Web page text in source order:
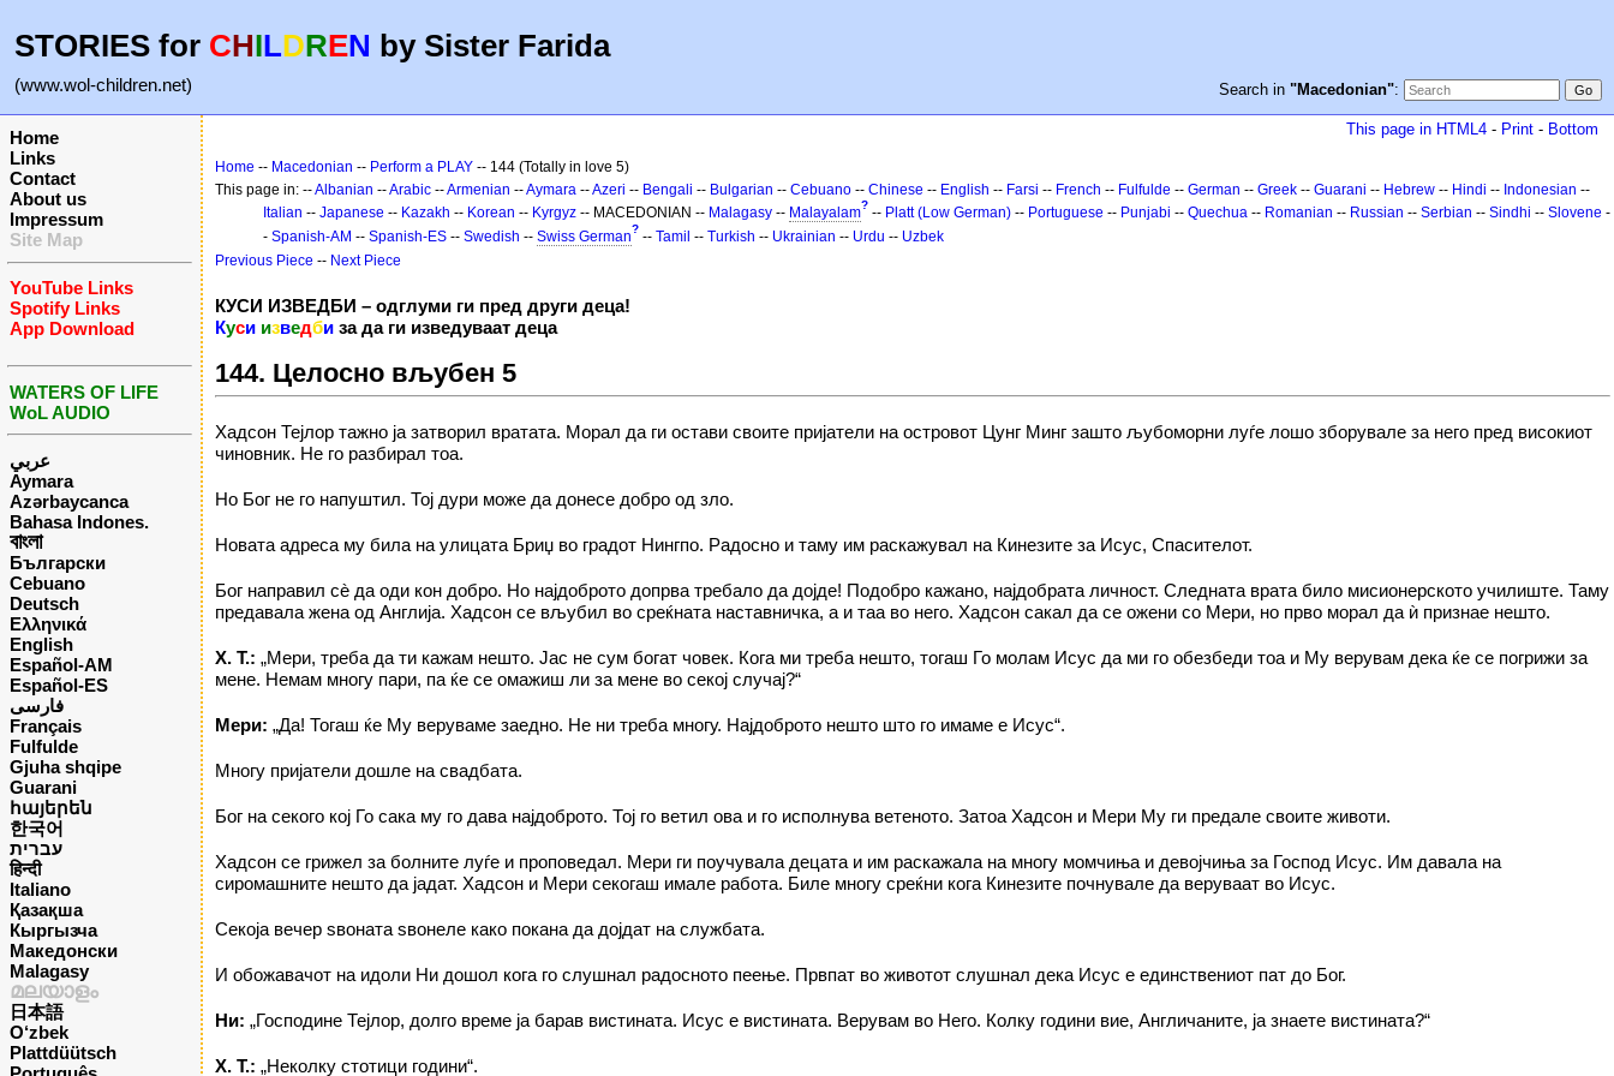
STORIES for CHILDREN by Sister Farida
(www.wol-children.net) Search in "Macedonian":
Home
Links
Contact
About us
Impressum
Site Map
YouTube Links
Spotify Links
App Download
WATERS OF LIFE
WoL AUDIO
عربي
Aymara
Azərbaycanca
Bahasa Indones.
বাংলা
Български
Cebuano
Deutsch
Ελληνικά
English
Español-AM
Español-ES
فارسی
Français
Fulfulde
Gjuha shqipe
Guarani
հայերեն
한국어
עברית
हिन्दी
Italiano
Қазақша
Кыргызча
Македонски
Malagasy
മലയാളം
日本語
O‘zbek
Plattdüütsch
This page in HTML4 - Print - Bottom
Home -- Macedonian -- Perform a PLAY -- 144 (Totally in love 5)
This page in: --Albanian --Arabic --Armenian --Aymara --Azeri -- Bengali -- Bulgarian -- Cebuano -- Chinese -- English -- Farsi -- French -- Fulfulde -- German -- Greek -- Guarani -- Hebrew -- Hindi -- Indonesian --
Italian -- Japanese -- Kazakh -- Korean -- Kyrgyz -- MACEDONIAN -- Malagasy -- Malayalam? -- Platt (Low German) -- Portuguese -- Punjabi -- Quechua -- Romanian -- Russian -- Serbian -- Sindhi -- Slovene -
- Spanish-AM -- Spanish-ES -- Swedish -- Swiss German? -- Tamil -- Turkish -- Ukrainian -- Urdu -- Uzbek
Previous Piece -- Next Piece
КУСИ ИЗВЕДБИ – одглуми ги пред други деца!
Куси изведби за да ги изведуваат деца
144. Целосно вљубен 5
Хадсон Тејлор тажно ја затворил вратата. Морал да ги остави своите пријатели на островот Цунг Минг зашто љубоморни луѓе лошо зборувале за него пред високиот
чиновник. Не го разбирал тоа.
Но Бог не го напуштил. Тој дури може да донесе добро од зло.
Новата адреса му била на улицата Бриџ во градот Нингпо. Радосно и таму им раскажувал на Кинезите за Исус, Спасителот.
Бог направил сè да оди кон добро. Но најдоброто допрва требало да дојде! Подобро кажано, најдобрата личност. Следната врата било мисионерското училиште. Таму
предавала жена од Англија. Хадсон се вљубил во среќната наставничка, а и таа во него. Хадсон сакал да се ожени со Мери, но прво морал да ѝ признае нешто.
Х. T.: „Мери, треба да ти кажам нешто. Јас не сум богат човек. Кога ми треба нешто, тогаш Го молам Исус да ми го обезбеди тоа и Му верувам дека ќе се погрижи за
мене. Немам многу пари, па ќе се омажиш ли за мене во секој случај?“
Мери: „Да! Тогаш ќе Му веруваме заедно. Не ни треба многу. Најдоброто нешто што го имаме е Исус“.
Многу пријатели дошле на свадбата.
Бог на секого кој Го сака му го дава најдоброто. Тој го ветил ова и го исполнува ветеното. Затоа Хадсон и Мери Му ги предале своите животи.
Хадсон се грижел за болните луѓе и проповедал. Мери ги поучувала децата и им раскажала на многу момчиња и девојчиња за Господ Исус. Им давала на
сиромашните нешто да јадат. Хадсон и Мери секогаш имале работа. Биле многу среќни кога Кинезите почнувале да веруваат во Исус.
Секоја вечер ѕвоната ѕвонеле како покана да дојдат на службата.
И обожавачот на идоли Ни дошол кога го слушнал радосното пеење. Првпат во животот слушнал дека Исус е единствениот пат до Бог.
Ни: „Господине Тејлор, долго време ја барав вистината. Исус е вистината. Верувам во Него. Колку години вие, Англичаните, ја знаете вистината?“
Х. T.: „Неколку стотици години“.